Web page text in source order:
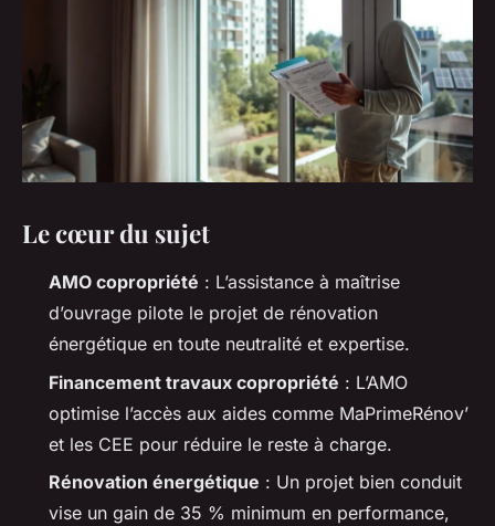
Le cœur du sujet
AMO copropriété : L’assistance à maîtrise
d’ouvrage pilote le projet de rénovation
énergétique en toute neutralité et expertise.
Financement travaux copropriété : L’AMO
optimise l’accès aux aides comme MaPrimeRénov’
et les CEE pour réduire le reste à charge.
Rénovation énergétique : Un projet bien conduit
vise un gain de 35 % minimum en performance,